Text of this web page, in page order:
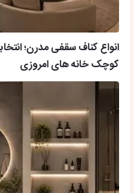
انواع کناف سقفی مدرن؛
کوچک خانه های امروزی